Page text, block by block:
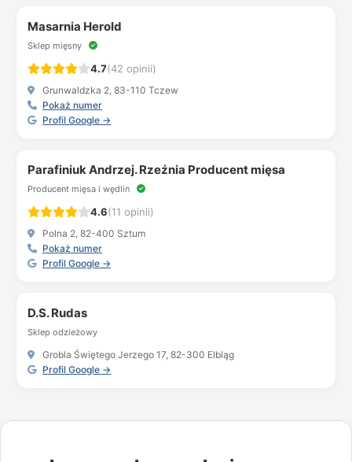
Masarnia Herold
Sklep mięsny
4.7(42 opinii)
Grunwaldzka 2, 83-110 Tczew
Pokaż numer
Profil Google →
Parafiniuk Andrzej. Rzeźnia Producent mięsa
Producent mięsa i wędlin
4.6(11 opinii)
Polna 2, 82-400 Sztum
Pokaż numer
Profil Google →
D.S. Rudas
Sklep odzieżowy
Grobla Świętego Jerzego 17, 82-300 Elbląg
Profil Google →